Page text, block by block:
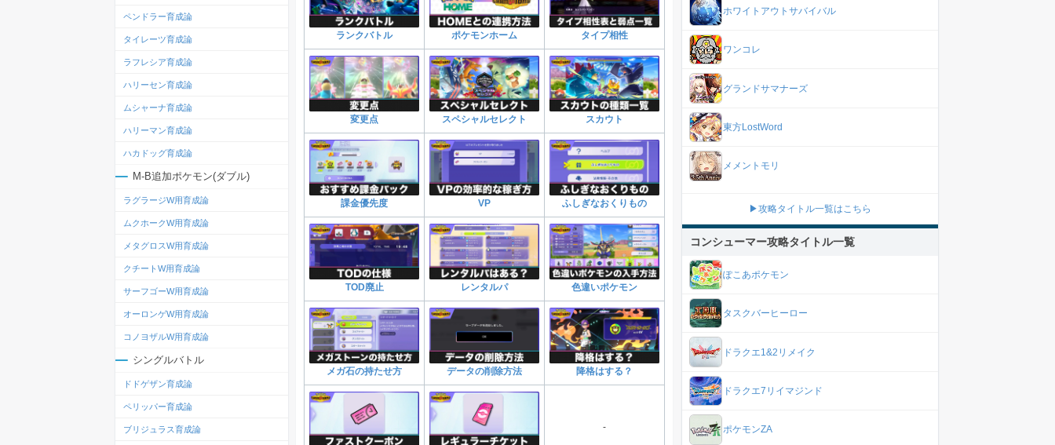
ランクバトル ポケモンホーム タイプ相性
変更点 スペシャルセレクト スカウト
課金優先度 VP ふしぎなおくりもの
TOD廃止 レンタルパ 色違いポケモン
メガ石の持たせ方 データの削除方法 降格はする？
-
ペンドラー育成論
タイレーツ育成論
ラフレシア育成論
ハリーセン育成論
ムシャーナ育成論
ハリーマン育成論
ハカドッグ育成論
M-B追加ポケモン(ダブル)
ラグラージW用育成論
ムクホークW用育成論
メタグロスW用育成論
クチートW用育成論
サーフゴーW用育成論
オーロンゲW用育成論
コノヨザルW用育成論
シングルバトル
ドドゲザン育成論
ペリッパー育成論
ブリジュラス育成論
ホワイトアウトサバイバル
ワンコレ
グランドサマナーズ
東方LostWord
メメントモリ
▶攻略タイトル一覧はこちら
コンシューマー攻略タイトル一覧
ぽこあポケモン
タスクバーヒーロー
ドラクエ1&2リメイク
ドラクエ7リイマジンド
ポケモンZA